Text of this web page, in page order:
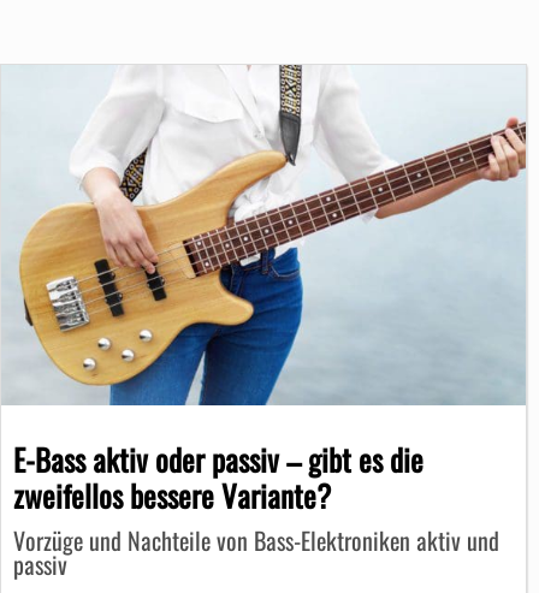
E-Bass aktiv oder passiv – gibt es die
zweifellos bessere Variante?
Vorzüge und Nachteile von Bass-Elektroniken aktiv und
passiv